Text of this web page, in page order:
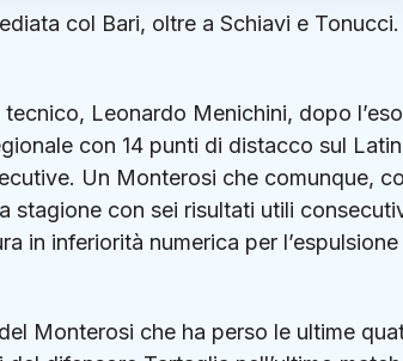
col Bari, oltre a Schiavi e Tonucci.
Leonardo Menichini, dopo
con 14 punti di distacco sul
Un Monterosi che comunque,
stagione con sei risultati utili
in inferiorità numerica per l’espulsione
Monterosi che ha perso le ultime